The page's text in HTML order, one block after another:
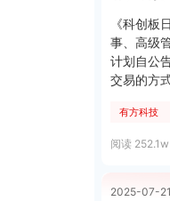
《科创
事、高级
计划自公
交易的方
有方科技
阅读
2025-07-